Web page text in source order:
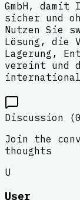
GmbH,
sicher und
Nutzen Sie
Lösung, die
Lagerung,
vereint und
Discussion (0
Join the
thoughts
U
User